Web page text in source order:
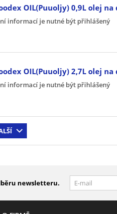
OIL(Puuoljy) 0,9L olej na
informací je nutné být přihlášený
OIL(Puuoljy) 2,7L olej na
informací je nutné být přihlášený
newsletteru.